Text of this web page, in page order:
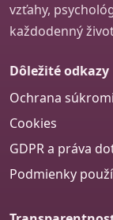
vzťahy,
každodenný
Dôležité odkazy
Ochrana
Cookies
GDPR a práva
Podmienky